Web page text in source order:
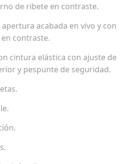
de ribete en contraste.
acabada en vivo y con
contraste.
cintura elástica con ajuste de
y pespunte de seguridad.